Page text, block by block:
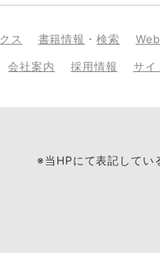
ス 書籍情報 ・検索
会社案内 採用情報 サイ
※当HPにて表記してい